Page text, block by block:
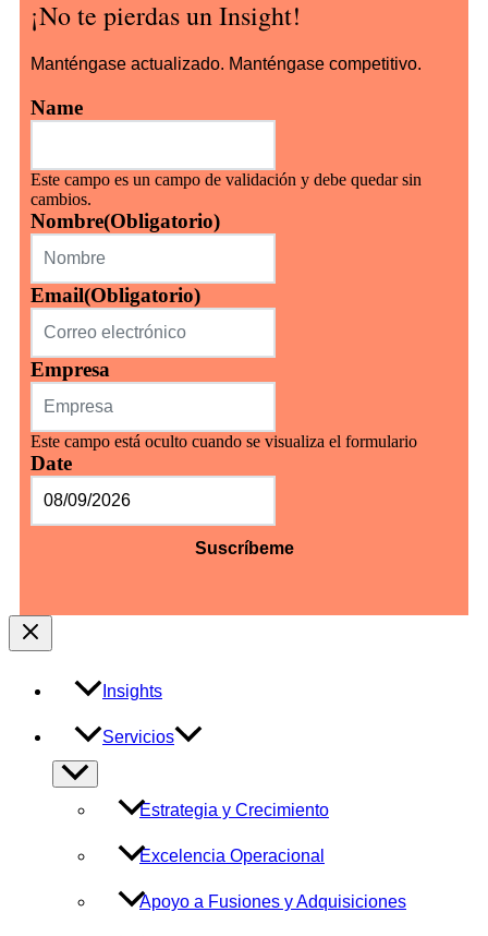
¡No te pierdas un Insight!
Manténgase actualizado. Manténgase competitivo.
Name
Este campo es un campo de validación y debe quedar sin
cambios.
Nombre(Obligatorio)
Email(Obligatorio)
Empresa
Este campo está oculto cuando se visualiza el formulario
Date
DD
barra
Insights
Servicios
Alternar
menú
Estrategia y Crecimiento
Excelencia Operacional
Apoyo a Fusiones y Adquisiciones